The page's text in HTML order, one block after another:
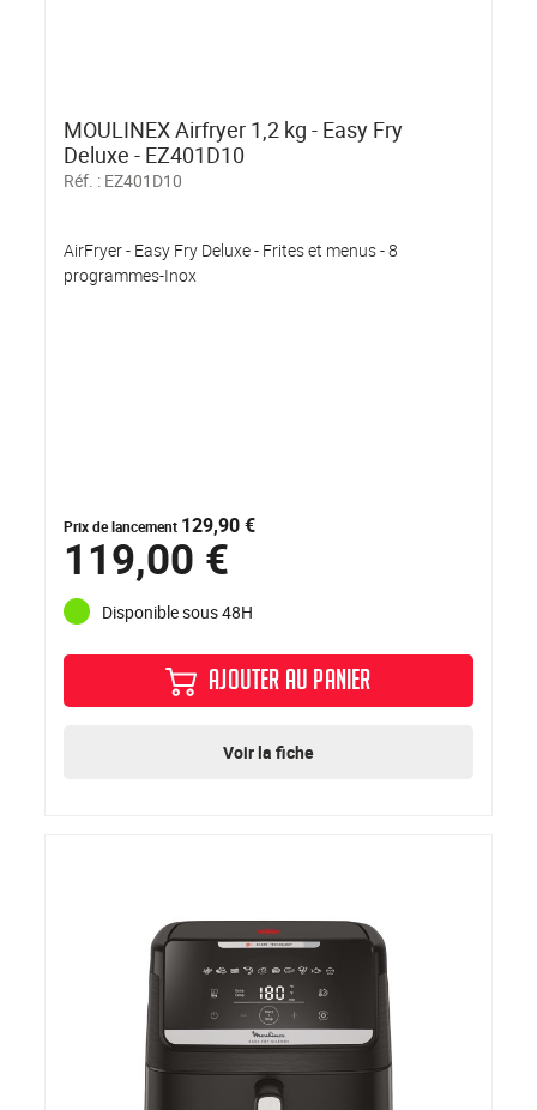
MOULINEX Airfryer 1,2 kg - Easy Fry
Deluxe - EZ401D10
Réf. : EZ401D10
AirFryer - Easy Fry Deluxe - Frites et menus - 8
programmes-Inox
Prix de lancement 129,90 €
119,00 €
Disponible sous 48H
AJOUTER AU PANIER
Voir la fiche